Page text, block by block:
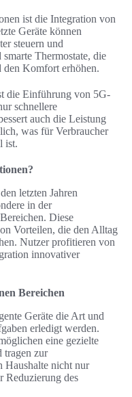
ist die Integration von
Geräte können
steuern und
Thermostate, die
den Komfort erhöhen.
die Einführung von 5G-
schnellere
auch die Leistung
was für Verbraucher
ist.
letzten Jahren
in der
Diese
Vorteilen, die den Alltag
Nutzer profitieren von
innovativer
Bereichen
Geräte die Art und
erledigt werden.
eine gezielte
tragen zur
Haushalte nicht nur
Reduzierung des